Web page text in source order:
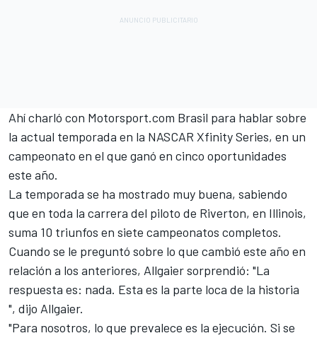
Ahí charló con Motorsport.com Brasil para hablar sobre
la actual temporada en la NASCAR Xfinity Series, en un
campeonato en el que ganó en cinco oportunidades
este año.
La temporada se ha mostrado muy buena, sabiendo
que en toda la carrera del piloto de Riverton, en Illinois,
suma 10 triunfos en siete campeonatos completos.
Cuando se le preguntó sobre lo que cambió este año en
relación a los anteriores, Allgaier sorprendió: "La
respuesta es: nada. Esta es la parte loca de la historia
", dijo Allgaier.
"Para nosotros, lo que prevalece es la ejecución. Si se